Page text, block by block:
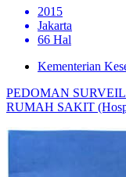
2015
Jakarta
66 Hal
Kementerian
PEDOMAN
RUMAH SAKIT